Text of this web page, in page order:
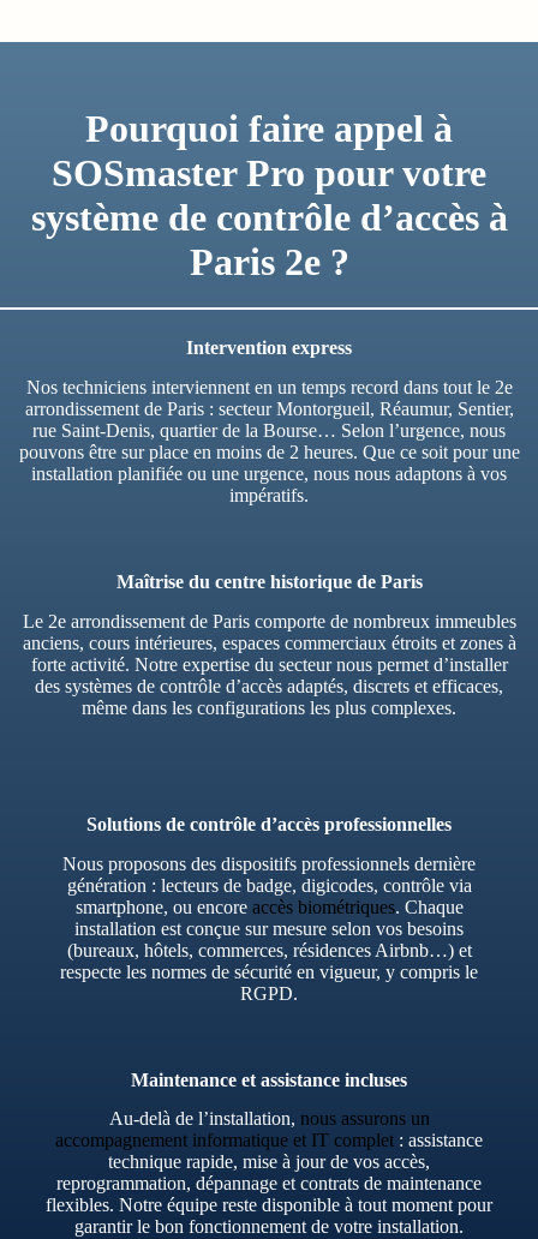
Pourquoi faire appel à
SOSmaster Pro pour votre
système de contrôle d’accès à
Paris 2e ?
Intervention express
Nos techniciens interviennent en un temps record dans tout le 2e
arrondissement de Paris : secteur Montorgueil, Réaumur, Sentier,
rue Saint-Denis, quartier de la Bourse… Selon l’urgence, nous
pouvons être sur place en moins de 2 heures. Que ce soit pour une
installation planifiée ou une urgence, nous nous adaptons à vos
impératifs.
Maîtrise du centre historique de Paris
Le 2e arrondissement de Paris comporte de nombreux immeubles
anciens, cours intérieures, espaces commerciaux étroits et zones à
forte activité. Notre expertise du secteur nous permet d’installer
des systèmes de contrôle d’accès adaptés, discrets et efficaces,
même dans les configurations les plus complexes.
Solutions de contrôle d’accès professionnelles
Nous proposons des dispositifs professionnels dernière
génération : lecteurs de badge, digicodes, contrôle via
smartphone, ou encore accès biométriques. Chaque
installation est conçue sur mesure selon vos besoins
(bureaux, hôtels, commerces, résidences Airbnb…) et
respecte les normes de sécurité en vigueur, y compris le
RGPD.
Maintenance et assistance incluses
Au-delà de l’installation, nous assurons un
accompagnement informatique et IT complet : assistance
technique rapide, mise à jour de vos accès,
reprogrammation, dépannage et contrats de maintenance
flexibles. Notre équipe reste disponible à tout moment pour
garantir le bon fonctionnement de votre installation.